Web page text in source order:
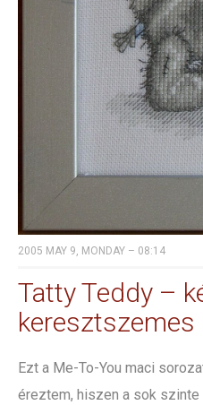
2005 MAY 9, MONDAY – 08:14
Tatty Teddy –
keresztszemes
Ezt a Me-To-You maci
éreztem, hiszen a sok szinte